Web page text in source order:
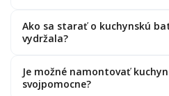
Ako sa starať o kuchynskú
vydržala?
Je možné namontovať
svojpomocne?